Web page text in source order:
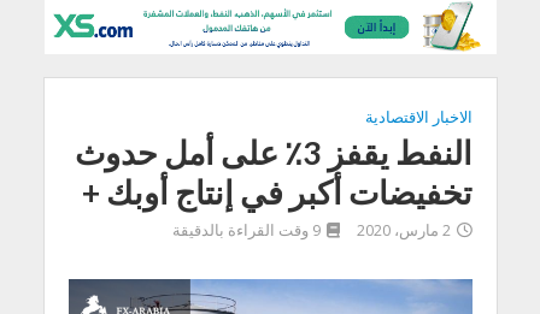
الاخبار الاقتصادية
النفط يقفز 3٪ على أمل حدوث
تخفيضات أكبر في إنتاج أوبك +
2 مارس، 2020 9 وقت القراءة بالدقيقة